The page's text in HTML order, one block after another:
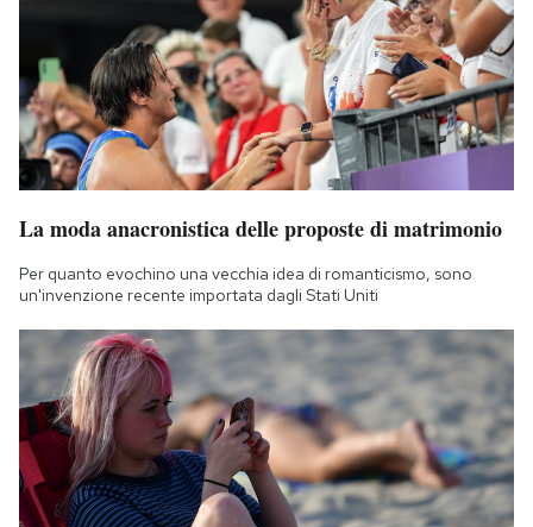
La moda anacronistica delle proposte di matrimonio
Per quanto evochino una vecchia idea di romanticismo, sono
un'invenzione recente importata dagli Stati Uniti